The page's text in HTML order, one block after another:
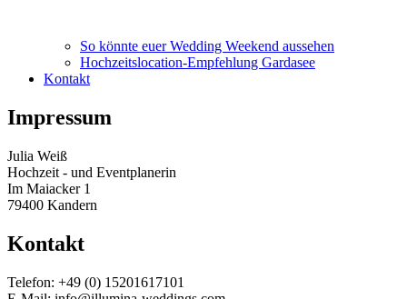
So könnte euer Wedding Weekend aussehen
Hochzeitslocation-Empfehlung Gardasee
Kontakt
Impressum
Julia Weiß
Hochzeit - und Eventplanerin
Im Maiacker 1
79400 Kandern
Kontakt
Telefon: +49 (0) 15201617101